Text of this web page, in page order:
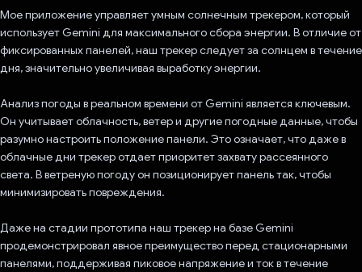
Мое приложение управляет умным солнечным трекером, который
использует Gemini для максимального сбора энергии. В отличие от
фиксированных панелей, наш трекер следует за солнцем в течение
дня, значительно увеличивая выработку энергии.
Анализ погоды в реальном времени от Gemini является ключевым.
Он учитывает облачность, ветер и другие погодные данные, чтобы
разумно настроить положение панели. Это означает, что даже в
облачные дни трекер отдает приоритет захвату рассеянного
света. В ветреную погоду он позиционирует панель так, чтобы
минимизировать повреждения.
Даже на стадии прототипа наш трекер на базе Gemini
продемонстрировал явное преимущество перед стационарными
панелями, поддерживая пиковое напряжение и ток в течение